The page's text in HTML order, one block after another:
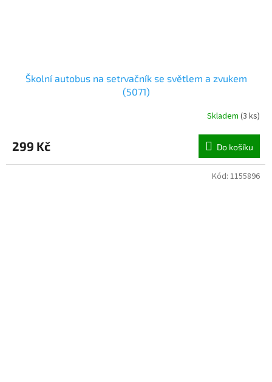
Školní autobus na setrvačník se světlem a zvukem
(5071)
Skladem (3 ks)
299 Kč Do košíku
Kód: 1155896